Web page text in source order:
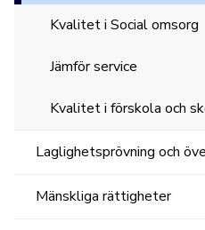
Kvalitet i Social omsorg
Jämför service
Kvalitet i förskola och
Laglighetsprövning och
Mänskliga rättigheter